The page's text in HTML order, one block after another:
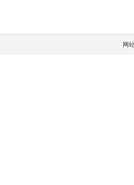
网